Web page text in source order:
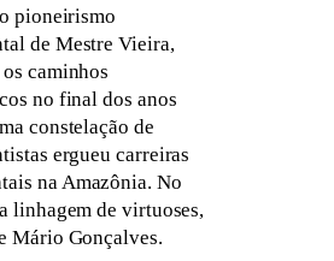
pioneirismo
de Mestre Vieira,
caminhos
no final dos anos
constelação de
ergueu carreiras
na Amazônia. No
linhagem de virtuoses,
Mário Gonçalves.